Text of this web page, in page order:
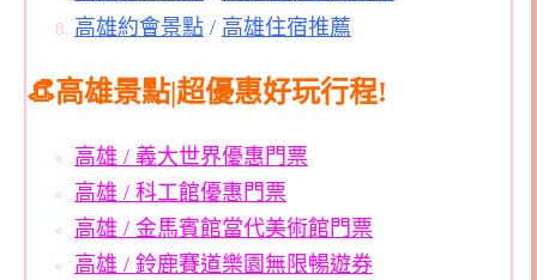
高雄約會景點 / 高雄住宿推薦
👒高雄景點|超優惠好玩行程!
高雄 / 義大世界優惠門票
高雄 / 科工館優惠門票
高雄 / 金馬賓館當代美術館門票
高雄 / 鈴鹿賽道樂園無限暢遊券